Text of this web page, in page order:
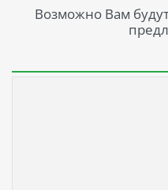
Возможно Вам